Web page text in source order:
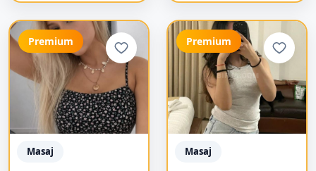
Premium
Masaj
Premium
Masaj